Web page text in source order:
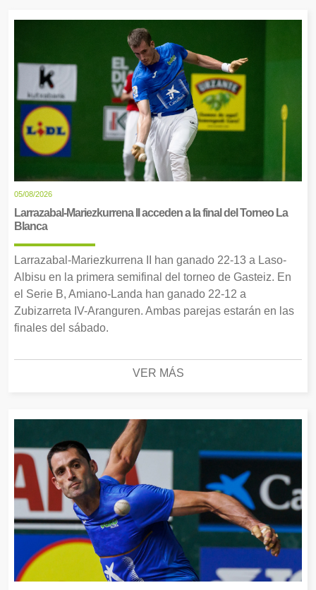
05/08/2026
Larrazabal-Mariezkurrena II acceden a la final del Torneo La
Blanca
Larrazabal-Mariezkurrena II han ganado 22-13 a Laso-
Albisu en la primera semifinal del torneo de Gasteiz. En
el Serie B, Amiano-Landa han ganado 22-12 a
Zubizarreta IV-Aranguren. Ambas parejas estarán en las
finales del sábado.
VER MÁS